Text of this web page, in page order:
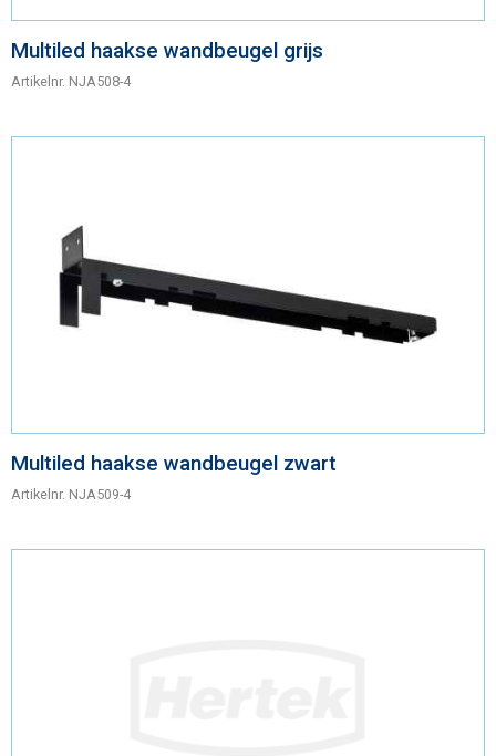
Multiled haakse wandbeugel grijs
Artikelnr. NJA508-4
Multiled haakse wandbeugel zwart
Artikelnr. NJA509-4